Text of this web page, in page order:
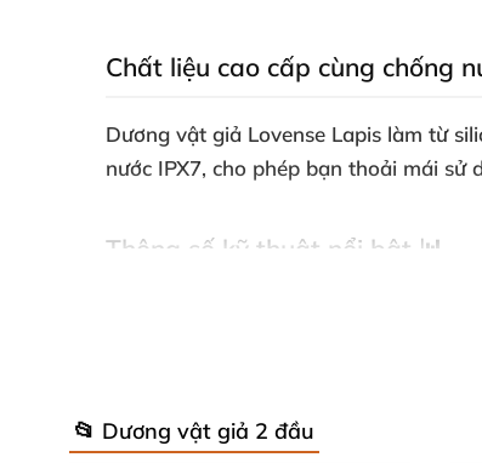
Chất liệu cao cấp cùng chống
Dương vật giả Lovense Lapis làm từ
nước IPX7, cho phép bạn thoải mái
Thông số kỹ thuật nổi bật 📊
Kích thước: Nhánh dài 138mm x
Động cơ: 3 động cơ rung độc lập,
📂 Dương vật giả 2 đầu